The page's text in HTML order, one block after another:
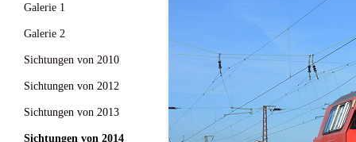
Galerie 1
Galerie 2
Sichtungen von 2010
Sichtungen von 2012
Sichtungen von 2013
Sichtungen von 2014